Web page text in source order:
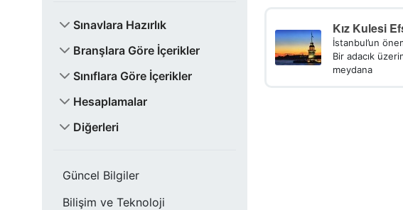
Sınavlara Hazırlık
Branşlara Göre İçerikler
Sınıflara Göre İçerikler
Hesaplamalar
Diğerleri
Güncel Bilgiler
Bilişim ve Teknoloji
Kız Kulesi
İstanbul’un
Bir adacık
meydana